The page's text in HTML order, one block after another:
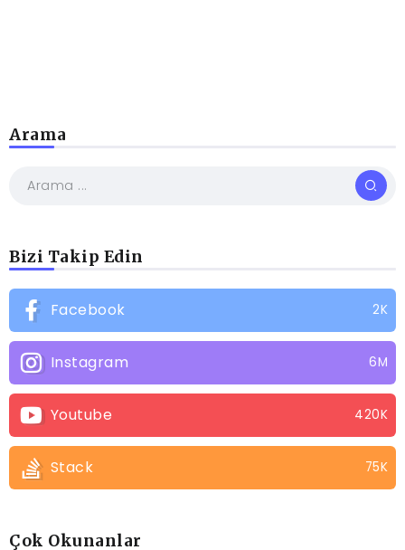
Arama
Bizi Takip Edin
Facebook 2K
Instagram 6M
Youtube 420K
Stack 75K
Çok Okunanlar